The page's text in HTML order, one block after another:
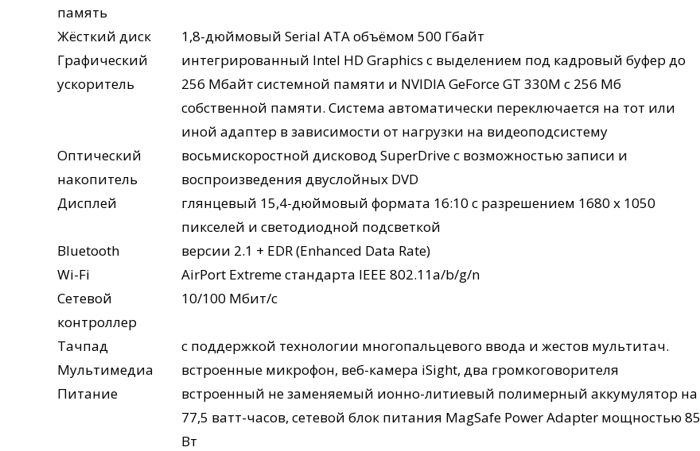
память
Жёсткий диск
1,8-дюймовый Serial ATA объёмом 500 Гбайт
Графический
ускоритель
интегрированный Intel HD Graphics c выделением под кадровый буфер до
256 Мбайт системной памяти и NVIDIA GeForce GT 330M c 256 Мб
собственной памяти. Система автоматически переключается на тот или
иной адаптер в зависимости от нагрузки на видеоподсистему
Оптический
накопитель
восьмискоростной дисковод SuperDrive с возможностью записи и
воспроизведения двуслойных DVD
Дисплей
глянцевый 15,4-дюймовый формата 16:10 с разрешением 1680 х 1050
пикселей и светодиодной подсветкой
Bluetooth
версии 2.1 + EDR (Enhanced Data Rate)
Wi-Fi
AirPort Extreme стандарта IEEE 802.11a/b/g/n
Сетевой
контроллер
10/100 Мбит/с
Тачпад
с поддержкой технологии многопальцевого ввода и жестов мультитач.
Мультимедиа
встроенные микрофон, веб-камера iSight, два громкоговорителя
Питание
встроенный не заменяемый ионно-литиевый полимерный аккумулятор на
77,5 ватт-часов, сетевой блок питания MagSafe Power Adapter мощностью 85
Вт